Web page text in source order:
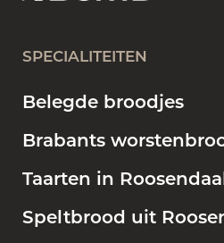
SPECIALITEITEN
Belegde broodjes
Brabants
Taarten in
Speltbrood uit